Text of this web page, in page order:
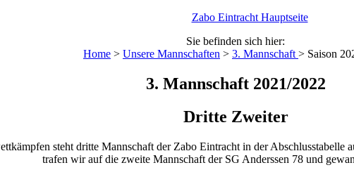
Zabo Eintracht Hauptseite
Sie befinden sich hier:
Home > Unsere Mannschaften > 3. Mannschaft > Saison
3. Mannschaft 2021/2022
Dritte Zweiter
steht dritte Mannschaft der Zabo Eintracht in der
trafen wir auf die zweite Mannschaft der SG Anderssen 78 und